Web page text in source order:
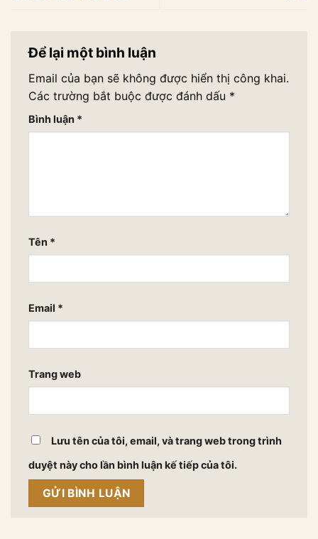
Để lại một bình luận
Email của bạn sẽ không được hiển thị công khai.
Các trường bắt buộc được đánh dấu *
Bình luận *
Tên *
Email *
Trang web
Lưu tên của tôi, email, và trang web trong trình
duyệt này cho lần bình luận kế tiếp của tôi.